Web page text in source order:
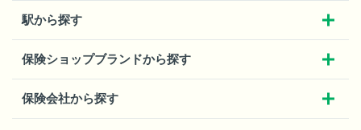
駅から探す
保険ショップブランドから探す
保険会社から探す